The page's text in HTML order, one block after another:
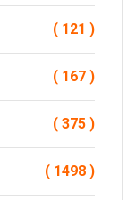
( 121 )
( 167 )
( 375 )
( 1498 )